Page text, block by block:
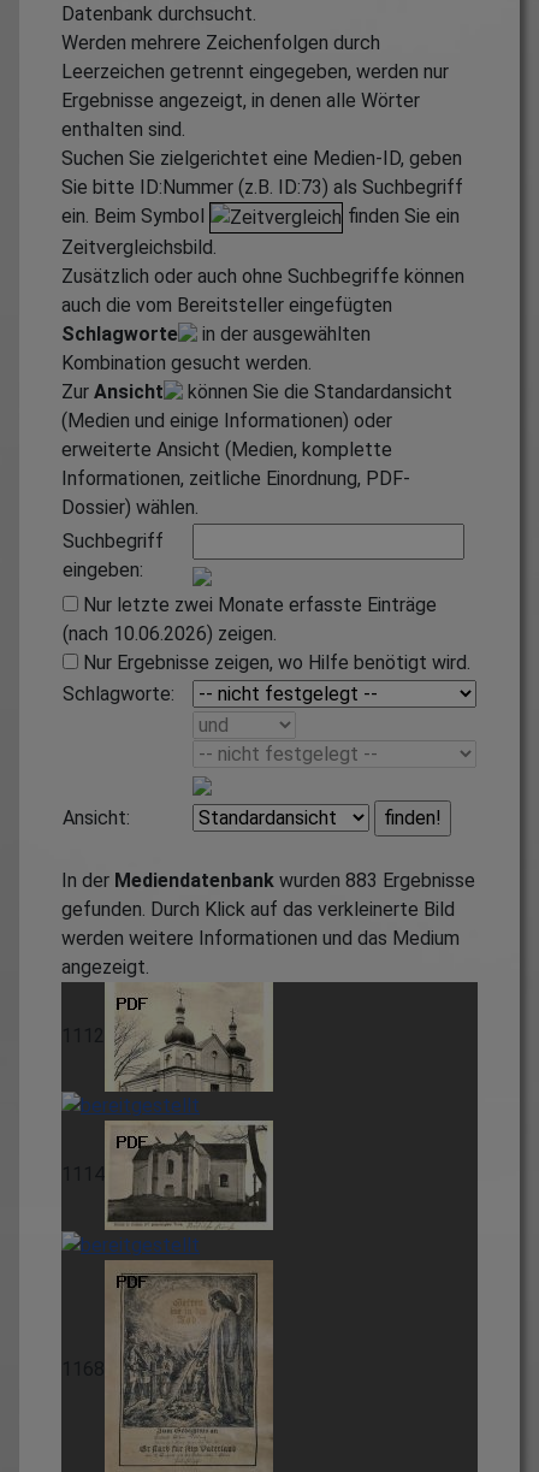
Datenbank durchsucht.
Werden mehrere Zeichenfolgen durch
Leerzeichen getrennt eingegeben, werden nur
Ergebnisse angezeigt, in denen alle Wörter
enthalten sind.
Suchen Sie zielgerichtet eine Medien-ID, geben
Sie bitte ID:Nummer (z.B. ID:73) als Suchbegriff
ein. Beim Symbol
finden Sie ein
Zeitvergleichsbild.
Zusätzlich oder auch ohne Suchbegriffe können
auch die vom Bereitsteller eingefügten
Schlagworte
in der ausgewählten
Kombination gesucht werden.
Zur Ansicht
können Sie die Standardansicht
(Medien und einige Informationen) oder
erweiterte Ansicht (Medien, komplette
Informationen, zeitliche Einordnung, PDF-
Dossier) wählen.
Suchbegriff
eingeben:
Nur letzte zwei Monate erfasste Einträge
(nach 10.06.2026) zeigen.
Nur Ergebnisse zeigen, wo Hilfe benötigt wird.
Schlagworte:
Ansicht:
In der Mediendatenbank wurden 883 Ergebnisse
gefunden. Durch Klick auf das verkleinerte Bild
werden weitere Informationen und das Medium
angezeigt.